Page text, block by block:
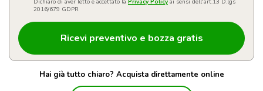
Dichiaro di aver letto e accettato la Privacy Policy ai sensi dell'art.13 D.lgs
2016/679 GDPR
Hai già tutto chiaro? Acquista direttamente online